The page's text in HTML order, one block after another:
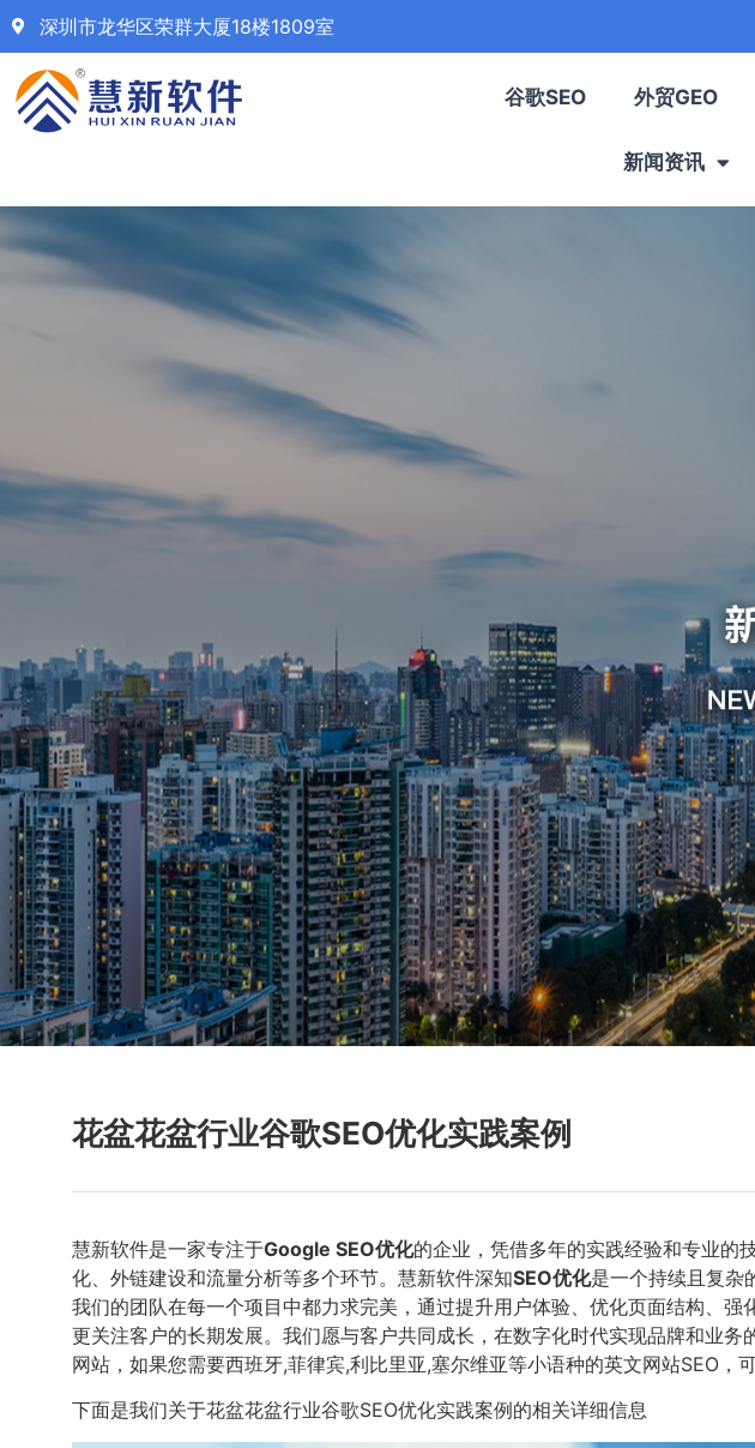
深圳市龙华区荣群大厦18楼1809室
谷歌SEO 外贸GEO
新闻资讯
花盆花盆行业谷歌SEO优化实践案例
慧新软件是一家专注于Google SEO优化的企业，凭借多年的实践经验和专业的
化、外链建设和流量分析等多个环节。慧新软件深知SEO优化是一个持续且复杂
我们的团队在每一个项目中都力求完美，通过提升用户体验、优化页面结构、
更关注客户的长期发展。我们愿与客户共同成长，在数字化时代实现品牌和业
网站，如果您需要西班牙,菲律宾,利比里亚,塞尔维亚等小语种的英文网站SEO，
下面是我们关于花盆花盆行业谷歌SEO优化实践案例的相关详细信息